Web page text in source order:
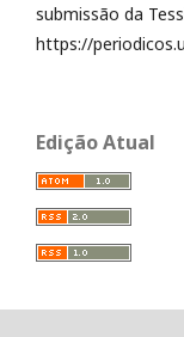
submissão da
https://
Edição Atual